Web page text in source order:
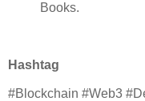
Books.
Hashtag
#Blockchain #Web3